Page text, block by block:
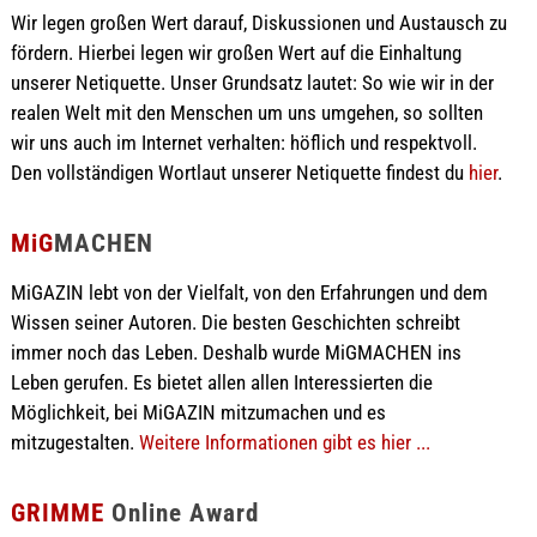
Wir legen großen Wert darauf, Diskussionen und Austausch zu
fördern. Hierbei legen wir großen Wert auf die Einhaltung
unserer Netiquette. Unser Grundsatz lautet: So wie wir in der
realen Welt mit den Menschen um uns umgehen, so sollten
wir uns auch im Internet verhalten: höflich und respektvoll.
Den vollständigen Wortlaut unserer Netiquette findest du hier.
MiGMACHEN
MiGAZIN lebt von der Vielfalt, von den Erfahrungen und dem
Wissen seiner Autoren. Die besten Geschichten schreibt
immer noch das Leben. Deshalb wurde MiGMACHEN ins
Leben gerufen. Es bietet allen allen Interessierten die
Möglichkeit, bei MiGAZIN mitzumachen und es
mitzugestalten. Weitere Informationen gibt es hier ...
GRIMME Online Award